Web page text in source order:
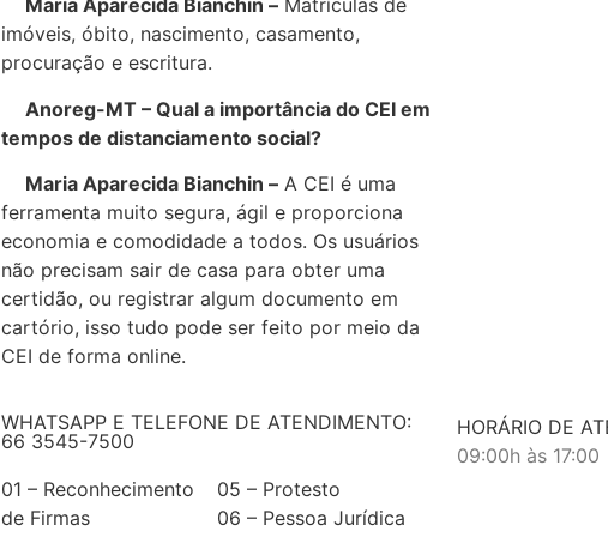
Maria Aparecida Bianchin –Matrículas de
imóveis, óbito, nascimento, casamento,
procuração e escritura.
Anoreg-MT – Qual a importância do CEI em
tempos de distanciamento social?
Maria Aparecida Bianchin –A CEI é uma
ferramenta muito segura, ágil e proporciona
economia e comodidade a todos. Os usuários
não precisam sair de casa para obter uma
certidão, ou registrar algum documento em
cartório, isso tudo pode ser feito por meio da
CEI de forma online.
WHATSAPP E TELEFONE DE ATENDIMENTO:
66 3545-7500
01 – Reconhecimento
de Firmas
05 – Protesto
06 – Pessoa Jurídica
HORÁRIO DE
09:00h às 17:00